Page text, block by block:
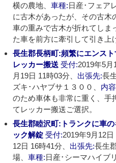
横の農地、 車種:日産･フェア
に古木があったが、その古木
車の重みで古木が折れてしま
た車を前方に牽引して引き上
長生郡長柄町:頻繁にエンス
レッカー搬送 受付:2019年5月
月19日 11時03分、 出張先:長
ズキ･ハヤブサ１３００、 内
のため車体も非常に重く、手
てレッカー搬送ご選択。
長生郡睦沢町:トランクに車
ック解錠 受付:2019年9月12日
12日 16時41分、 出張先:長生
場、 車種:日産･シーマハイブ